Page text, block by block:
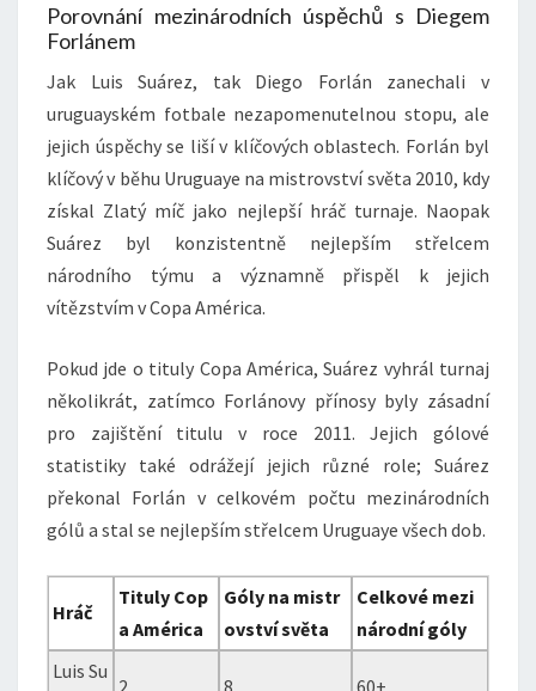
Porovnání mezinárodních úspěchů s Diegem
Forlánem
Jak Luis Suárez, tak Diego Forlán zanechali v
uruguayském fotbale nezapomenutelnou stopu, ale
jejich úspěchy se liší v klíčových oblastech. Forlán byl
klíčový v běhu Uruguaye na mistrovství světa 2010, kdy
získal Zlatý míč jako nejlepší hráč turnaje. Naopak
Suárez byl konzistentně nejlepším střelcem
národního týmu a významně přispěl k jejich
vítězstvím v Copa América.
Pokud jde o tituly Copa América, Suárez vyhrál turnaj
několikrát, zatímco Forlánovy přínosy byly zásadní
pro zajištění titulu v roce 2011. Jejich gólové
statistiky také odrážejí jejich různé role; Suárez
překonal Forlán v celkovém počtu mezinárodních
gólů a stal se nejlepším střelcem Uruguaye všech dob.
Hráč
Tituly Cop
a América
Góly na mistr
ovství světa
Celkové mezi
národní góly
Luis Su
2 8 60+